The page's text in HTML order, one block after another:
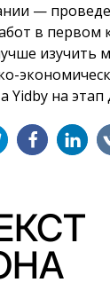
—
в первом
изучить
Yidby на этап